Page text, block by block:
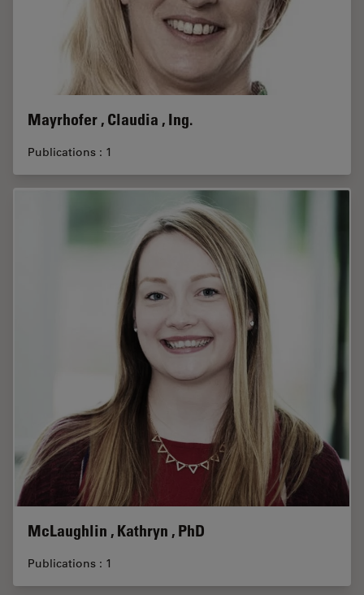
Mayrhofer , Claudia , Ing.
Publications : 1
McLaughlin , Kathryn , PhD
Publications : 1